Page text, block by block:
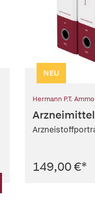
NEU
Hermann P.T.
149,00 €*